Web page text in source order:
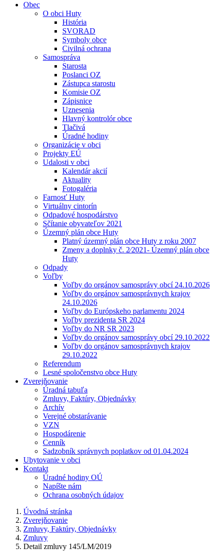
Obec
O obci Huty
História
SVORAD
Symboly obce
Civilná ochrana
Samospráva
Starosta
Poslanci OZ
Zástupca starostu
Komisie OZ
Zápisnice
Uznesenia
Hlavný kontrolór obce
Tlačivá
Úradné hodiny
Organizácie v obci
Projekty EÚ
Udalosti v obci
Kalendár akcií
Aktuality
Fotogaléria
Farnosť Huty
Virtuálny cintorín
Odpadové hospodárstvo
Sčítanie obyvateľov 2021
Územný plán obce Huty
Platný územný plán obce Huty z roku 2007
Zmeny a doplnky č. 2⁄2021- Územný plán obce
Huty
Odpady
Voľby
Voľby do orgánov samosprávy obcí 24.10.2026
Voľby do orgánov samosprávnych krajov
24.10.2026
Voľby do Európskeho parlamentu 2024
Voľby prezidenta SR 2024
Voľby do NR SR 2023
Voľby do orgánov samosprávy obcí 29.10.2022
Voľby do orgánov samosprávnych krajov
29.10.2022
Referendum
Lesné spoločenstvo obce Huty
Zverejňovanie
Úradná tabuľa
Zmluvy, Faktúry, Objednávky
Archív
Verejné obstarávanie
VZN
Hospodárenie
Cenník
Sadzobník správnych poplatkov od 01.04.2024
Ubytovanie v obci
Kontakt
Úradné hodiny OÚ
Napíšte nám
Ochrana osobných údajov
Úvodná stránka
Zverejňovanie
Zmluvy, Faktúry, Objednávky
Zmluvy
Detail zmluvy 145/LM/2019